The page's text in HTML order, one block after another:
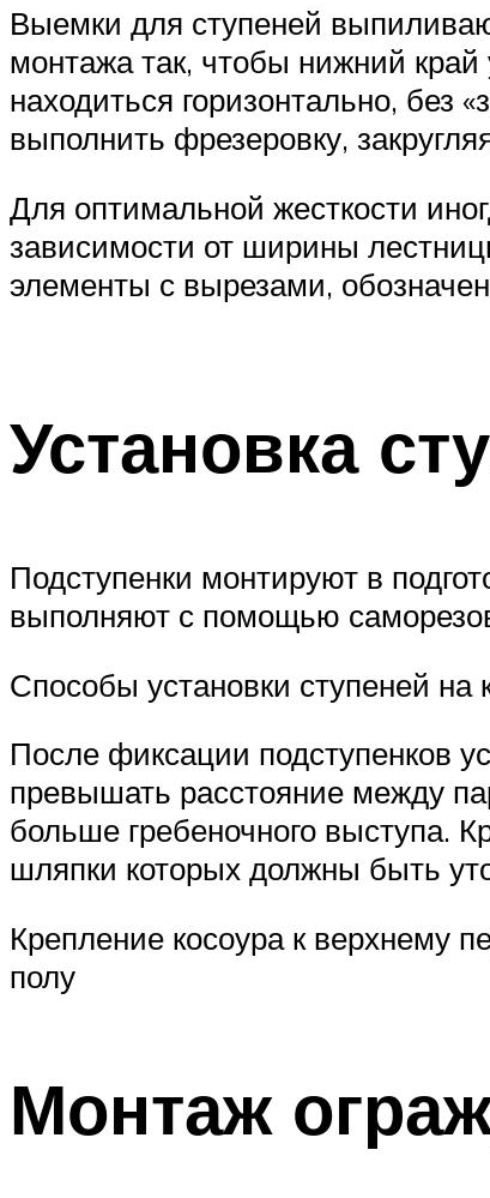
Выемки для ступеней
монтажа так, чтобы нижний
находиться горизонтально, без
выполнить фрезеровку,
Для оптимальной жесткости
зависимости от ширины
элементы с вырезами,
Установка
Подступенки монтируют в
выполняют с помощью
Способы установки ступеней на
После фиксации подступенков
превышать расстояние между
больше гребеночного выступа.
шляпки которых должны быть
Крепление косоура к верхнему
полу
Монтаж